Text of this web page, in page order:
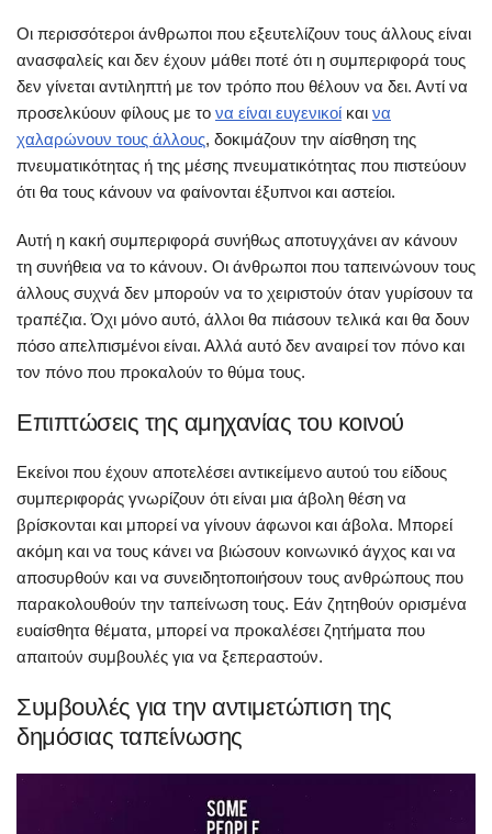
Οι περισσότεροι άνθρωποι που εξευτελίζουν τους άλλους είναι
ανασφαλείς και δεν έχουν μάθει ποτέ ότι η συμπεριφορά τους
δεν γίνεται αντιληπτή με τον τρόπο που θέλουν να δει. Αντί να
προσελκύουν φίλους με το να είναι ευγενικοί και να
χαλαρώνουν τους άλλους, δοκιμάζουν την αίσθηση της
πνευματικότητας ή της μέσης πνευματικότητας που πιστεύουν
ότι θα τους κάνουν να φαίνονται έξυπνοι και αστείοι.
Αυτή η κακή συμπεριφορά συνήθως αποτυγχάνει αν κάνουν
τη συνήθεια να το κάνουν. Οι άνθρωποι που ταπεινώνουν τους
άλλους συχνά δεν μπορούν να το χειριστούν όταν γυρίσουν τα
τραπέζια. Όχι μόνο αυτό, άλλοι θα πιάσουν τελικά και θα δουν
πόσο απελπισμένοι είναι. Αλλά αυτό δεν αναιρεί τον πόνο και
τον πόνο που προκαλούν το θύμα τους.
Επιπτώσεις της αμηχανίας του κοινού
Εκείνοι που έχουν αποτελέσει αντικείμενο αυτού του είδους
συμπεριφοράς γνωρίζουν ότι είναι μια άβολη θέση να
βρίσκονται και μπορεί να γίνουν άφωνοι και άβολα. Μπορεί
ακόμη και να τους κάνει να βιώσουν κοινωνικό άγχος και να
αποσυρθούν και να συνειδητοποιήσουν τους ανθρώπους που
παρακολουθούν την ταπείνωση τους. Εάν ζητηθούν ορισμένα
ευαίσθητα θέματα, μπορεί να προκαλέσει ζητήματα που
απαιτούν συμβουλές για να ξεπεραστούν.
Συμβουλές για την αντιμετώπιση της
δημόσιας ταπείνωσης